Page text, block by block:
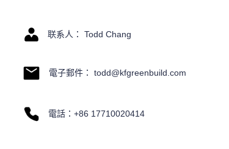
联系人： Todd Chang
電子郵件： todd@kfgreenbuild.com
電話：+86 17710020414